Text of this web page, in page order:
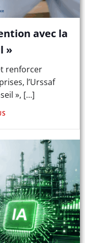
avec la
»
renforcer
l’Urssaf
», […]